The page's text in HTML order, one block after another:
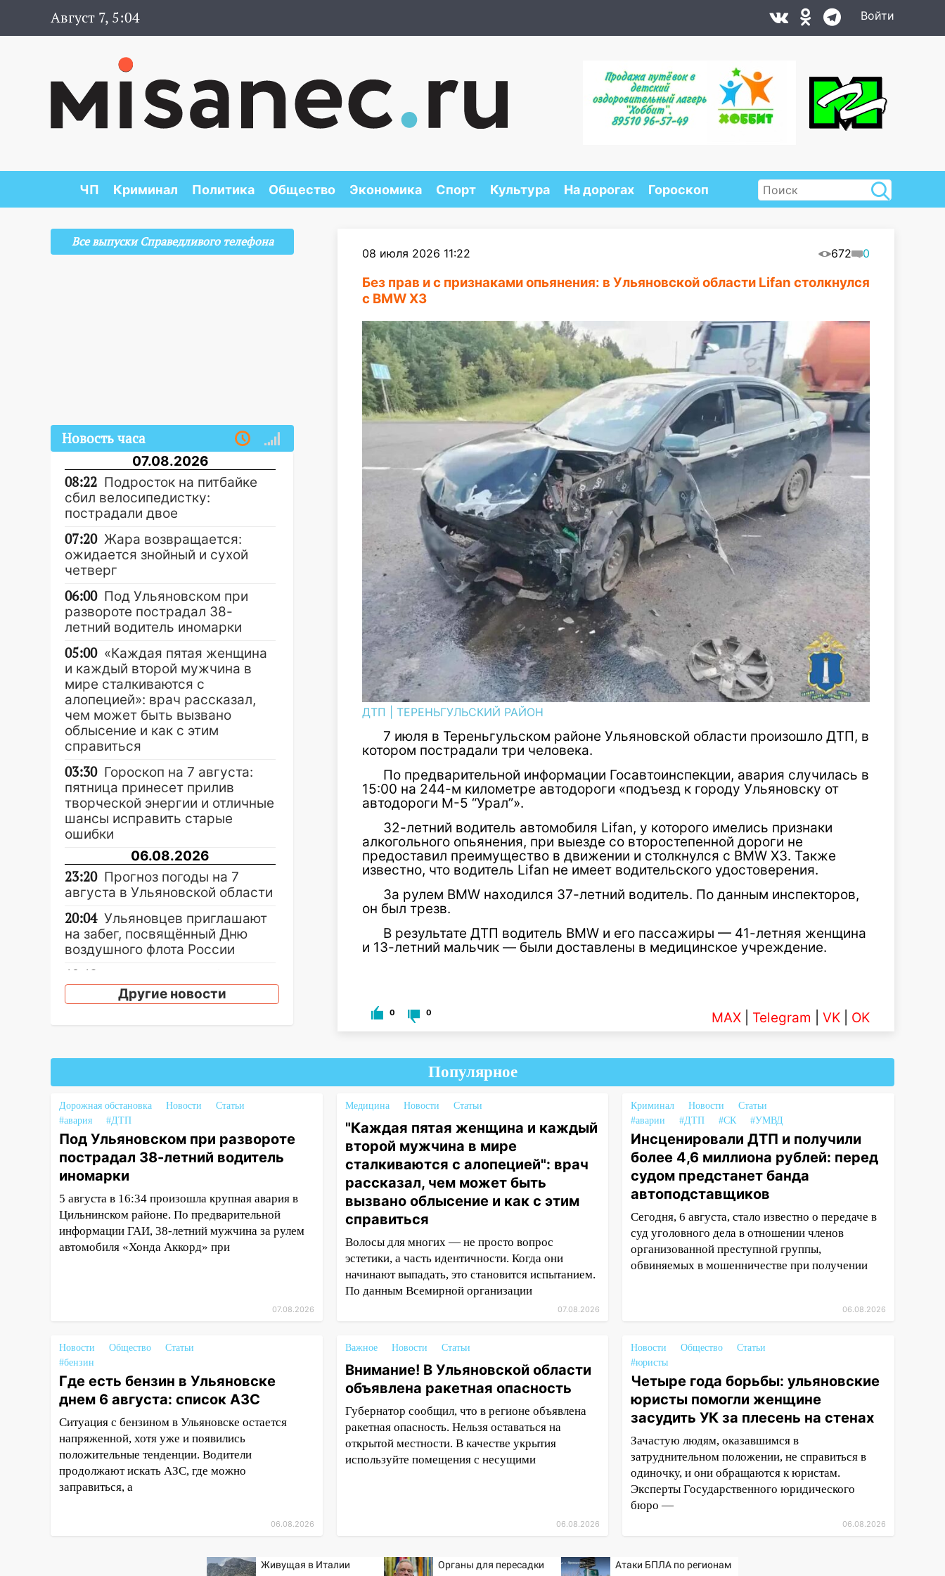
Август 7, 5:04 Войти
ЧП Криминал Политика Общество Экономика Спорт Культура На дорогах Гороскоп
08 июля 2026 11:22 672 0
Без прав и с признаками опьянения: в Ульяновской области Lifan столкнулся
с BMW X3
ДТП ТЕРЕНЬГУЛЬСКИЙ РАЙОН
7 июля в Тереньгульском районе Ульяновской области произошло ДТП, в
котором пострадали три человека.
По предварительной информации Госавтоинспекции, авария случилась в
15:00 на 244-м километре автодороги «подъезд к городу Ульяновску от
автодороги М-5 “Урал”».
32-летний водитель автомобиля Lifan, у которого имелись признаки
алкогольного опьянения, при выезде со второстепенной дороги не
предоставил преимущество в движении и столкнулся с BMW X3. Также
известно, что водитель Lifan не имеет водительского удостоверения.
За рулем BMW находился 37-летний водитель. По данным инспекторов,
он был трезв.
В результате ДТП водитель BMW и его пассажиры — 41-летняя женщина
и 13-летний мальчик — были доставлены в медицинское учреждение.
0 0 MAX Telegram VK OK
Все выпуски Справедливого телефона
Новость часа
07.08.2026
08:22 Подросток на питбайке
сбил велосипедистку:
пострадали двое
07:20 Жара возвращается:
ожидается знойный и сухой
четверг
06:00 Под Ульяновском при
развороте пострадал 38-
летний водитель иномарки
05:00 «Каждая пятая женщина
и каждый второй мужчина в
мире сталкиваются с
алопецией»: врач рассказал,
чем может быть вызвано
облысение и как с этим
справиться
03:30 Гороскоп на 7 августа:
пятница принесет прилив
творческой энергии и отличные
шансы исправить старые
ошибки
06.08.2026
23:20 Прогноз погоды на 7
августа в Ульяновской области
20:04 Ульяновцев приглашают
на забег, посвящённый Дню
воздушного флота России
19:12
руководителя частной
компании наказали за сокрытие
баскетбола!
17:08 Ульяновский областной
суд оставил в силе приговор
руководству
«УльяновскФармации» за
махинации на 3,2 млн рублей
16:09 Ветераны легкой
атлетики из Ульяновска
успешно выступили на
Чемпионате России
16:02 В Ульяновской области
завели дело на агрессивную
женщину
15:47 На улице Радищева
сбили курьера: крупная авария
в Ульяновске
15:15 Проводил до квартиры и
ограбил: новый кавалер
женщины оказался
рецидивистом
67% ульяновцев готовы
Другие новости
Популярное
Дорожная обстановка Новости
Статьи
#авария
#ДТП
Под Ульяновском при развороте
пострадал 38-летний водитель
иномарки
5 августа в 16:34 произошла крупная авария в
Цильнинском районе. По предварительной
информации ГАИ, 38-летний мужчина за рулем
автомобиля «Хонда Аккорд» при
07.08.2026
Медицина Новости Статьи
"Каждая пятая женщина и каждый
второй мужчина в мире
сталкиваются с алопецией": врач
рассказал, чем может быть
вызвано облысение и как с этим
справиться
Волосы для многих — не просто вопрос
эстетики, а часть идентичности. Когда они
начинают выпадать, это становится испытанием.
По данным Всемирной организации
07.08.2026
Криминал Новости
Статьи
#аварии
#ДТП #СК #УМВД
Инсценировали ДТП и получили
более 4,6 миллиона рублей: перед
судом предстанет банда
автоподставщиков
Сегодня, 6 августа, стало известно о передаче в
суд уголовного дела в отношении членов
организованной преступной группы,
обвиняемых в мошенничестве при получении
06.08.2026
Новости Общество
Статьи
#бензин
Где есть бензин в Ульяновске
днем 6 августа: список АЗС
Ситуация с бензином в Ульяновске остается
напряженной, хотя уже и появились
положительные тенденции. Водители
продолжают искать АЗС, где можно
заправиться, а
06.08.2026
Важное Новости Статьи
Внимание! В Ульяновской области
объявлена ракетная опасность
Губернатор сообщил, что в регионе объявлена
ракетная опасность. Нельзя оставаться на
открытой местности. В качестве укрытия
используйте помещения с несущими
06.08.2026
Новости Общество
Статьи
#юристы
Четыре года борьбы: ульяновские
юристы помогли женщине
засудить УК за плесень на стенах
Зачастую людям, оказавшимся в
затруднительном положении, не справиться в
одиночку, и они обращаются к юристам.
Эксперты Государственного юридического
бюро —
06.08.2026
Живущая в Италии
Органы для пересадки
Атаки БПЛА по регионам